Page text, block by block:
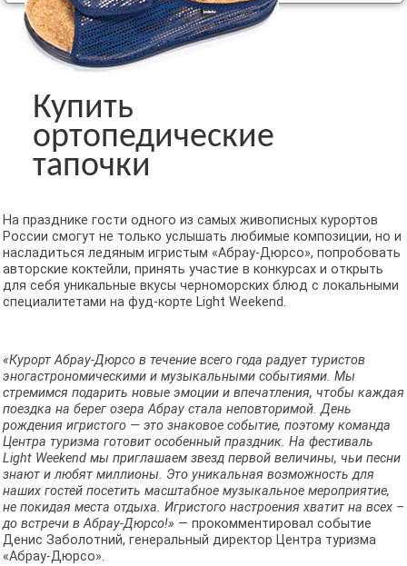
Купить
ортопедические
тапочки
На празднике гости одного из самых живописных курортов
России смогут не только услышать любимые композиции, но и
насладиться ледяным игристым «Абрау-Дюрсо», попробовать
авторские коктейли, принять участие в конкурсах и открыть
для себя уникальные вкусы черноморских блюд с локальными
специалитетами на фуд-корте Light Weekend.
«Курорт Абрау-Дюрсо в течение всего года радует туристов
эногастрономическими и музыкальными событиями. Мы
стремимся подарить новые эмоции и впечатления, чтобы каждая
поездка на берег озера Абрау стала неповторимой. День
рождения игристого — это знаковое событие, поэтому команда
Центра туризма готовит особенный праздник. На фестиваль
Light Weekend мы приглашаем звезд первой величины, чьи песни
знают и любят миллионы. Это уникальная возможность для
наших гостей посетить масштабное музыкальное мероприятие,
не покидая места отдыха. Игристого настроения хватит на всех –
до встречи в Абрау-Дюрсо!» — прокомментировал событие
Денис Заболотний, генеральный директор Центра туризма
«Абрау-Дюрсо».